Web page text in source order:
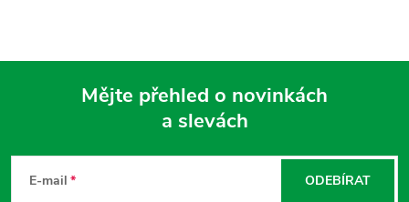
Mějte přehled o novinkách
a slevách
E-mail ODEBÍRAT